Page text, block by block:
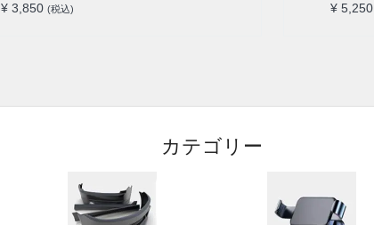
¥ 3,850 (税込) ¥ 5,250
カテゴリー